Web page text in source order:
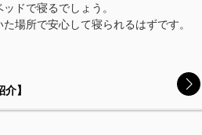
ドで寝るでしょう。
場所で安心して寝られるはずです。
】